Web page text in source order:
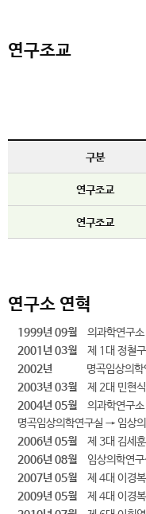
연구조교
구분
연구조교
연구조교
연구소 연혁
1999년 09월
의과학연구소
2001년 03월
제 1대 정철
2002년
명곡임상의
2003년 03월
제 2대 민현
2004년 05월
의과학연구
명곡임상의학연구실 → 임상
2006년 05월
제 3대 김세
2006년 08월
임상의학연
2007년 05월
제 4대 이경
2009년 05월
제 4대 이경